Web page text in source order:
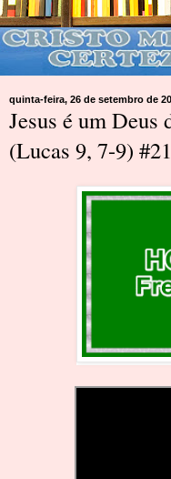
quinta-feira, 26 de setembro de
Jesus é um Deus
(Lucas 9, 7-9)